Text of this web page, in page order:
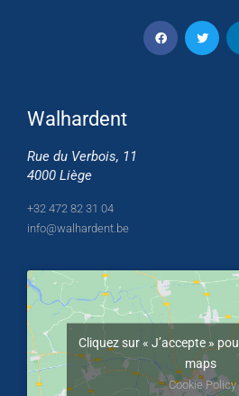
Walhardent
Rue du Verbois, 11
4000 Liège
+32 472 82 31 04
info@walhardent.be
Cliquez sur « J’accepte »
maps
Cookie Policy